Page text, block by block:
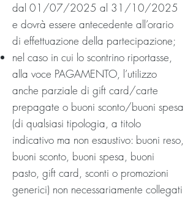
dal 01/07/2025 al 31/10/2025
e dovrà essere antecedente all’orario
di effettuazione della partecipazione;
nel caso in cui lo scontrino riportasse,
alla voce PAGAMENTO, l’utilizzo
anche parziale di gift card/carte
prepagate o buoni sconto/buoni spesa
(di qualsiasi tipologia, a titolo
indicativo ma non esaustivo: buoni reso,
buoni sconto, buoni spesa, buoni
pasto, gift card, sconti o promozioni
generici) non necessariamente collegati